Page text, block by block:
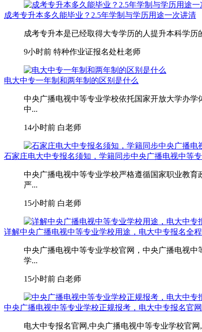
成考专升本多久能毕业？2.5年学制与学历用途一次讲清
成考专升本是已经取得大专学历的人提升本科学
9小时前 特种作业证报名处杜老师
电大中专一年制和两年制的区别是什么
中央广播电视中等专业学校依托国家开放大学办
中...
14小时前 白老师
石家庄电大中专报名须知，学籍同步中央广播电视中等
中央广播电视中等专业学校严格遵循国家职业教
严...
15小时前 白老师
详解中央广播电视中等专业学校用途，电大中专报名全
中央广播电视中等专业学校官网，中央广播电视
学...
15小时前 白老师
中央广播电视中等专业学校正规报考，电大中专报名官
电大中专报名官网,中央广播电视中等专业学校官